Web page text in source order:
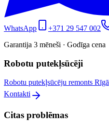
WhatsApp +371 29 547 002
Garantija 3 mēneši · Godīga cena
Robotu putekļsūcēji
Robotu putekļsūcēju remonts Rīgā
Kontakti
Citas problēmas